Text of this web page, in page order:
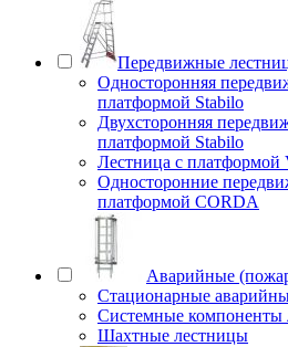
Передвижные
Односторонняя
платформой Stabilo
Двухсторонняя
платформой Stabilo
Лестница с платформой
Односторонние
платформой CORDA
Аварийные
Стационарные
Системные компоненты
Шахтные лестницы